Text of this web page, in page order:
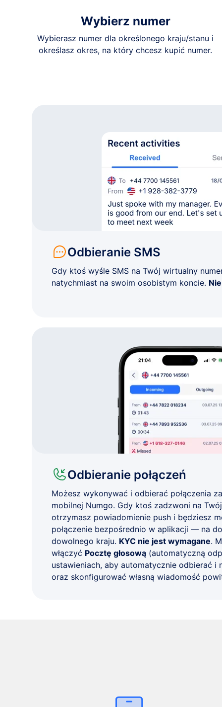
Wybierz numer
Wybierasz numer dla określonego kraju/stanu i
określasz okres, na który chcesz kupić numer.
Odbieranie SMS
Gdy ktoś wyśle SMS na Twój wirtualny
natychmiast na swoim osobistym koncie.
Odbieranie połączeń
Możesz wykonywać i odbierać połączenia
mobilnej Numgo. Gdy ktoś zadzwoni na
otrzymasz powiadomienie push i będziesz
połączenie bezpośrednio w aplikacji — na
dowolnego kraju. KYC nie jest wymagane.
włączyć Pocztę głosową (automatyczną
ustawieniach, aby automatycznie odbierać i
oraz skonfigurować własną wiadomość